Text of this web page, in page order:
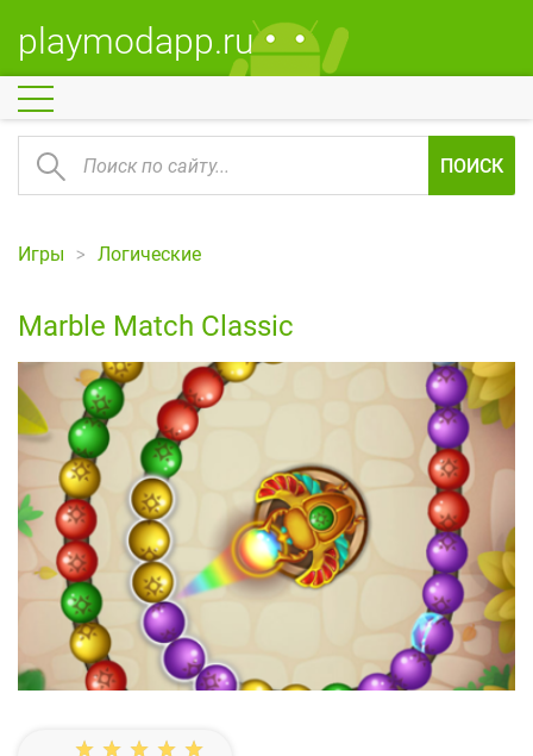
playmodapp.ru
ПОИСК
Игры Логические
Marble Match Classic